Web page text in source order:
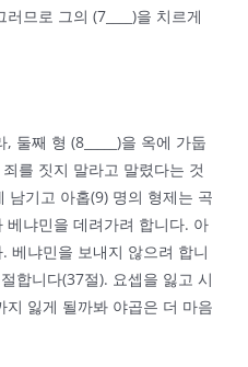
므로 그의 (7____)을 치르게
둘째 형 (8_____)을 옥에 가둡
를 짓지 말라고 말렸다는 것
남기고 아홉(9) 명의 형제는 곡
베냐민을 데려가려 합니다. 아
베냐민을 보내지 않으려 합니
합니다(37절). 요셉을 잃고 시
잃게 될까봐 야곱은 더 마음